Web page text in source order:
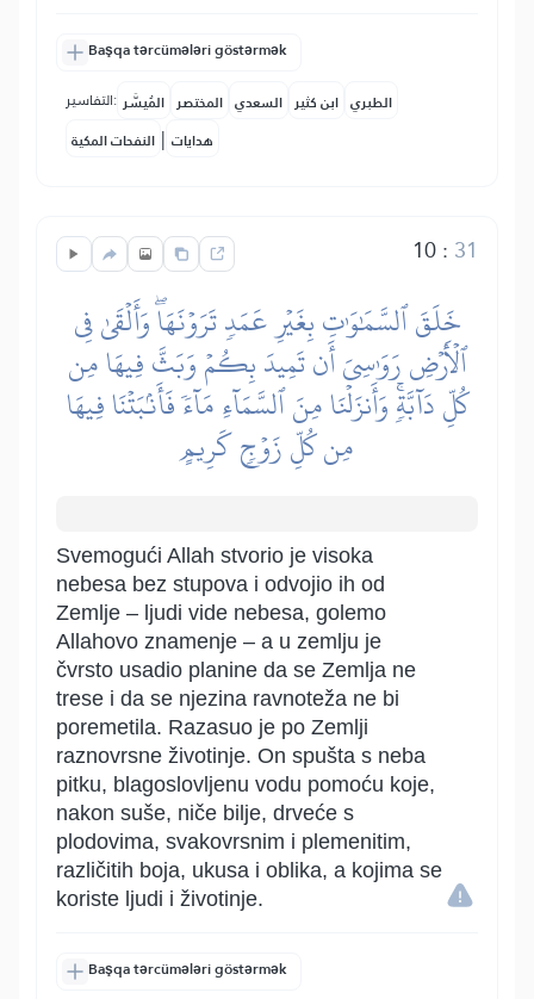
Başqa tərcümələri göstərmək
التفاسير: المُيسَّر المختصر السعدي ابن كثير الطبري
النفحات المكية | هدايات
10: 31
خَلَقَ ٱلسَّمَٰوَٰتِ بِغَيۡرِ عَمَدٖ تَرَوۡنَهَاۖ وَأَلۡقَىٰ فِي
ٱلۡأَرۡضِ رَوَٰسِيَ أَن تَمِيدَ بِكُمۡ وَبَثَّ فِيهَا مِن
كُلِّ دَآبَّةٖۚ وَأَنزَلۡنَا مِنَ ٱلسَّمَآءِ مَآءٗ فَأَنۢبَتۡنَا فِيهَا
مِن كُلِّ زَوۡجٖ كَرِيمٍ
Svemogući Allah stvorio je visoka
nebesa bez stupova i odvojio ih od
Zemlje – ljudi vide nebesa, golemo
Allahovo znamenje – a u zemlju je
čvrsto usadio planine da se Zemlja ne
trese i da se njezina ravnoteža ne bi
poremetila. Razasuo je po Zemlji
raznovrsne životinje. On spušta s neba
pitku, blagoslovljenu vodu pomoću koje,
nakon suše, niče bilje, drveće s
plodovima, svakovrsnim i plemenitim,
različitih boja, ukusa i oblika, a kojima se
koriste ljudi i životinje.
Başqa tərcümələri göstərmək